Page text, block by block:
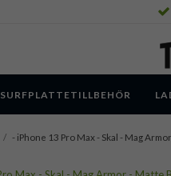
SURFPLATTETILLBEHÖR
/ - iPhone 13 Pro Max - Skal - Mag